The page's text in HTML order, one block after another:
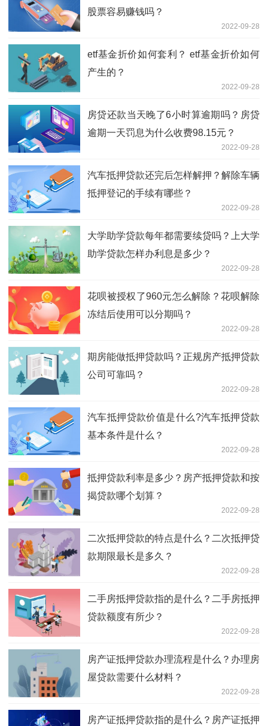
股票容易赚钱吗？
2022-09-28
etf基金折价如何套利？ etf基金折价如何
产生的？
2022-09-28
房贷还款当天晚了6小时算逾期吗？房贷
逾期一天罚息为什么收费98.15元？
2022-09-28
汽车抵押贷款还完后怎样解押？解除车辆
抵押登记的手续有哪些？
2022-09-28
大学助学贷款每年都需要续贷吗？上大学
助学贷款怎样办利息是多少？
2022-09-28
花呗被授权了960元怎么解除？花呗解除
冻结后使用可以分期吗？
2022-09-28
期房能做抵押贷款吗？正规房产抵押贷款
公司可靠吗？
2022-09-28
汽车抵押贷款价值是什么?汽车抵押贷款
基本条件是什么？
2022-09-28
抵押贷款利率是多少？房产抵押贷款和按
揭贷款哪个划算？
2022-09-28
二次抵押贷款的特点是什么？二次抵押贷
款期限最长是多久？
2022-09-28
二手房抵押贷款指的是什么？二手房抵押
贷款额度有所少？
2022-09-28
房产证抵押贷款办理流程是什么？办理房
屋贷款需要什么材料？
2022-09-28
房产证抵押贷款指的是什么？房产证抵押